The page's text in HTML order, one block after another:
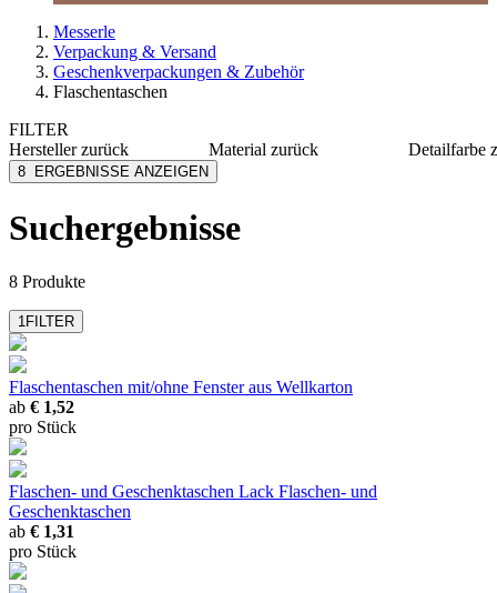
Messerle
Verpackung & Versand
Geschenkverpackungen & Zubehör
Flaschentaschen
FILTER
Herstellerzurück
MESSERLE
ZÖWIE
Material zurück
Detailfarbe
8 ERGEBNISSE ANZEIGEN
Suchergebnisse
8 Produkte
1FILTER
Flaschentaschen mit/ohne Fensteraus Wellkarton
ab € 1,52
pro Stück
Flaschen- und Geschenktaschen Lack Flaschen- und
Geschenktaschen
ab € 1,31
pro Stück